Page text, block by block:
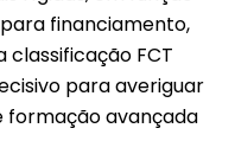
financiamento,
classificação FCT
para averiguar
formação avançada